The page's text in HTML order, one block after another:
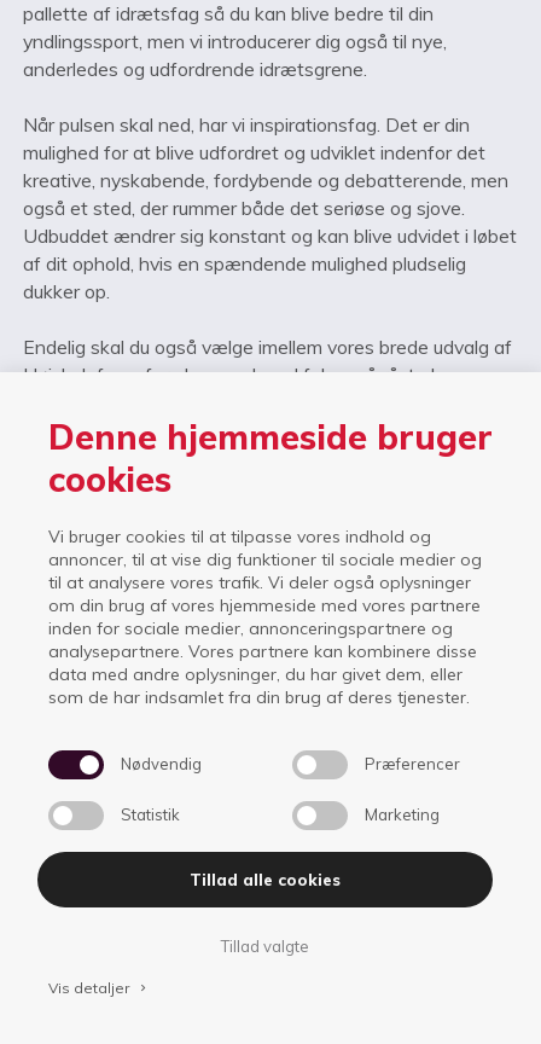
Denne hjemmeside bruger
cookies
Vi bruger cookies til at tilpasse vores indhold og
annoncer, til at vise dig funktioner til sociale medier og
til at analysere vores trafik. Vi deler også oplysninger
om din brug af vores hjemmeside med vores partnere
inden for sociale medier, annonceringspartnere og
analysepartnere. Vores partnere kan kombinere disse
data med andre oplysninger, du har givet dem, eller
som de har indsamlet fra din brug af deres tjenester.
Nødvendig Præferencer
Statistik Marketing
Tillad valgte
Tillad alle cookies
Vis detaljer keyboard_arrow_right
pallette af idrætsfag så du kan blive bedre til din
yndlingssport, men vi introducerer dig også til nye,
anderledes og udfordrende idrætsgrene.
Når pulsen skal ned, har vi inspirationsfag. Det er din
mulighed for at blive udfordret og udviklet indenfor det
kreative, nyskabende, fordybende og debatterende, men
også et sted, der rummer både det seriøse og sjove.
Udbuddet ændrer sig konstant og kan blive udvidet i løbet
af dit ophold, hvis en spændende mulighed pludselig
dukker op.
Endelig skal du også vælge imellem vores brede udvalg af
Højskolefag – for eksempel med fokus på råstyrke,
andre steder i verden. Eller Innovation Lab, som er rum for
udvikling af idéer og realiseringen af dem – hvor eleverne i
et kreativt og udviklende miljø bliver udfordret på
anderledes eller gør anderledes ting.
Rejser og oplevelser
At se og mærke verden i selskab med gode
højskolevenner er en oplevelse for livet. Dit ophold på ISI
Idrætshøjskole handler om at lære og opleve, og i løbet af
rejser til flere forskellige rejsemål.
Efterårsholdets friluftstur indgår som del af introforløbet
og foregår et sted i Danmark, hvor I bliver udfordret til
lands, vands og i luften. Efterårets rejsemål er de
enestående omgivelser, naturen og faciliteterne på Club
på tværs af landegrænser. I foråret bidrager eleverne på